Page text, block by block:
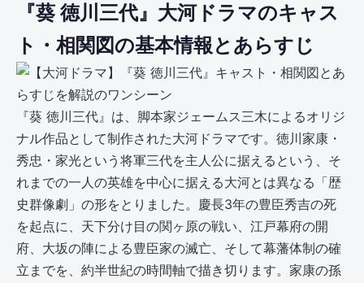
『葵 徳川三代』大河ドラマのキャス
ト・相関図の基本情報とあらすじ
『葵 徳川三代』は、脚本家ジェームス三木によるオリジ
ナル作品として制作された大河ドラマです。徳川家康・
秀忠・家光という将軍三代を主人公に据えるという、そ
れまでの一人の英雄を中心に据える大河とは異なる「歴
史群像劇」の形をとりました。慶長3年の豊臣秀吉の死
を起点に、天下分け目の関ヶ原の戦い、江戸幕府の開
府、大坂の陣による豊臣家の滅亡、そして幕藩体制の確
立までを、約半世紀の時間軸で描き切ります。家康の孫